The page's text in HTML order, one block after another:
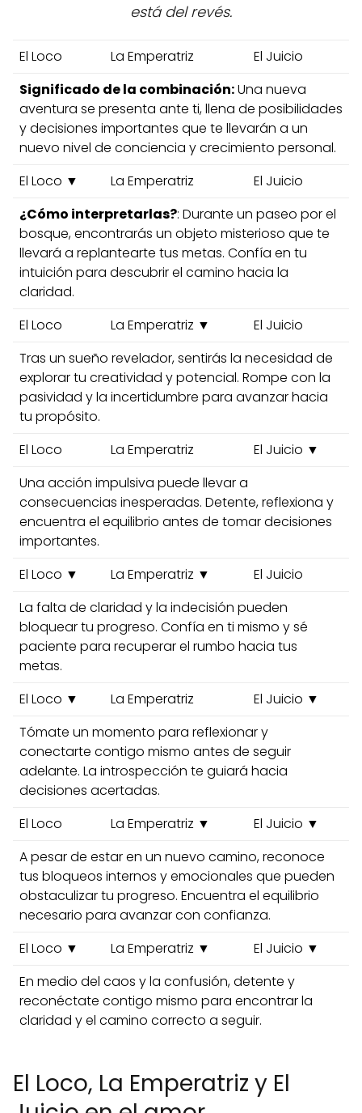
está del revés.
El Loco La Emperatriz
El Juicio
Significado de la combinación:Una nueva
aventura se presenta ante ti, llena de posibilidades
y decisiones importantes que te llevarán a un
nuevo nivel de conciencia y crecimiento personal.
El Loco ▼
La Emperatriz
El Juicio
¿Cómo interpretarlas?: Durante un paseo por el
bosque, encontrarás un objeto misterioso que te
llevará a replantearte tus metas. Confía en tu
intuición para descubrir el camino hacia la
claridad.
El Loco
La Emperatriz ▼
El Juicio
Tras un sueño revelador, sentirás la necesidad de
explorar tu creatividad y potencial. Rompe con la
pasividad y la incertidumbre para avanzar hacia
tu propósito.
El Loco
La Emperatriz
El Juicio ▼
Una acción impulsiva puede llevar a
consecuencias inesperadas. Detente, reflexiona y
encuentra el equilibrio antes de tomar decisiones
importantes.
El Loco ▼
La Emperatriz ▼
El Juicio
La falta de claridad y la indecisión pueden
bloquear tu progreso. Confía en ti mismo y sé
paciente para recuperar el rumbo hacia tus
metas.
El Loco ▼
La Emperatriz
El Juicio ▼
Tómate un momento para reflexionar y
conectarte contigo mismo antes de seguir
adelante. La introspección te guiará hacia
decisiones acertadas.
El Loco
La Emperatriz ▼
El Juicio ▼
A pesar de estar en un nuevo camino, reconoce
tus bloqueos internos y emocionales que pueden
obstaculizar tu progreso. Encuentra el equilibrio
necesario para avanzar con confianza.
El Loco ▼
La Emperatriz ▼
El Juicio ▼
En medio del caos y la confusión, detente y
reconéctate contigo mismo para encontrar la
claridad y el camino correcto a seguir.
El Loco, La Emperatriz y El